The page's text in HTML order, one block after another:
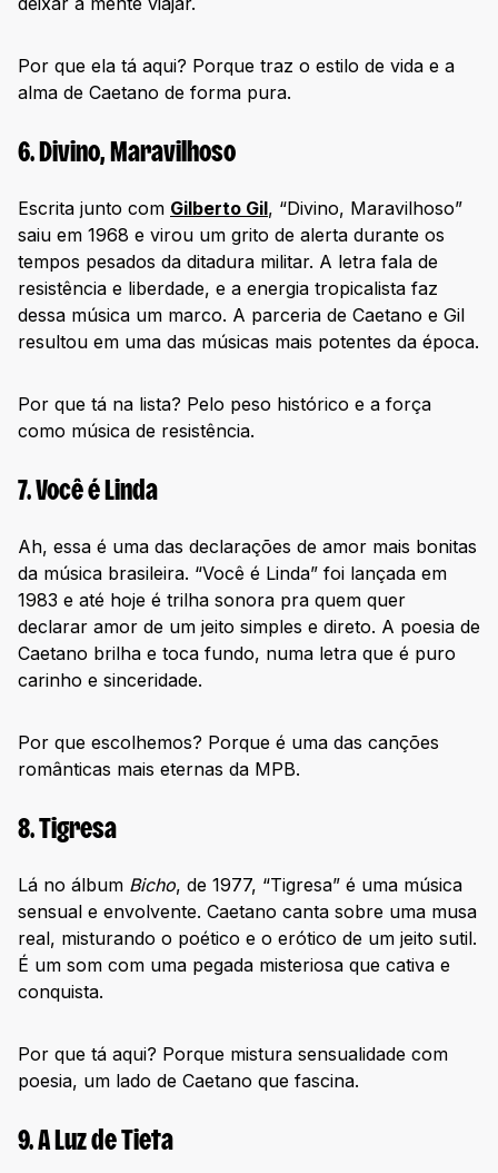
Por que ela tá aqui? Porque traz o estilo de vida e a
alma de Caetano de forma pura.
6. Divino, Maravilhoso
Escrita junto com Gilberto Gil, “Divino, Maravilhoso”
saiu em 1968 e virou um grito de alerta durante os
tempos pesados da ditadura militar. A letra fala de
resistência e liberdade, e a energia tropicalista faz
dessa música um marco. A parceria de Caetano e Gil
resultou em uma das músicas mais potentes da época.
Por que tá na lista? Pelo peso histórico e a força
como música de resistência.
7. Você é Linda
Ah, essa é uma das declarações de amor mais bonitas
da música brasileira. “Você é Linda” foi lançada em
1983 e até hoje é trilha sonora pra quem quer
declarar amor de um jeito simples e direto. A poesia de
Caetano brilha e toca fundo, numa letra que é puro
carinho e sinceridade.
Por que escolhemos? Porque é uma das canções
românticas mais eternas da MPB.
8. Tigresa
Lá no álbum Bicho, de 1977, “Tigresa” é uma música
sensual e envolvente. Caetano canta sobre uma musa
real, misturando o poético e o erótico de um jeito sutil.
É um som com uma pegada misteriosa que cativa e
conquista.
Por que tá aqui? Porque mistura sensualidade com
poesia, um lado de Caetano que fascina.
9. A Luz de Tieta